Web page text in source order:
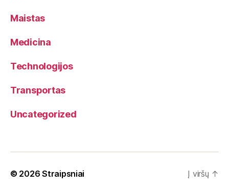
Maistas
Medicina
Technologijos
Transportas
Uncategorized
© 2026Straipsniai Į viršų ↑